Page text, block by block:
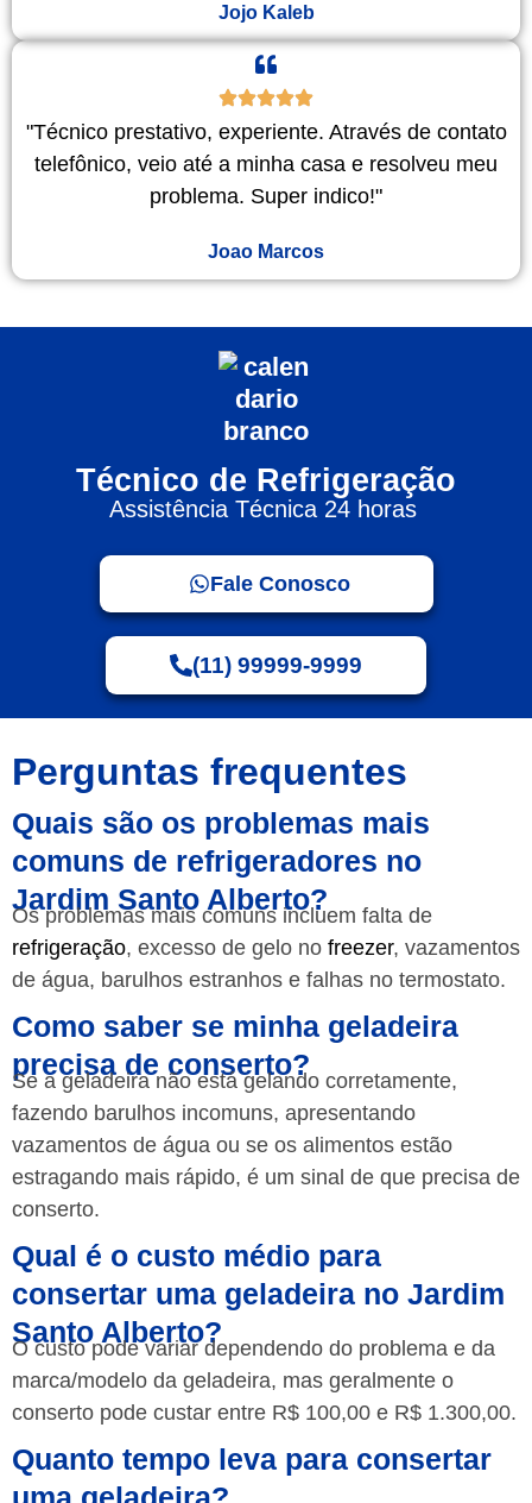
Jojo Kaleb
"Técnico prestativo, experiente. Através de contato
telefônico, veio até a minha casa e resolveu meu
problema. Super indico!"
Joao Marcos
Técnico de Refrigeração
Assistência Técnica 24 horas
Fale Conosco
(11) 99999-9999
Perguntas frequentes
Quais são os problemas mais
comuns de refrigeradores no
Jardim Santo Alberto?
Os problemas mais comuns incluem falta de
refrigeração, excesso de gelo no freezer, vazamentos
de água, barulhos estranhos e falhas no termostato.
Como saber se minha geladeira
precisa de conserto?
Se a geladeira não está gelando corretamente,
fazendo barulhos incomuns, apresentando
vazamentos de água ou se os alimentos estão
estragando mais rápido, é um sinal de que precisa de
conserto.
Qual é o custo médio para
consertar uma geladeira no Jardim
Santo Alberto?
O custo pode variar dependendo do problema e da
marca/modelo da geladeira, mas geralmente o
conserto pode custar entre R$ 100,00 e R$ 1.300,00.
Quanto tempo leva para consertar